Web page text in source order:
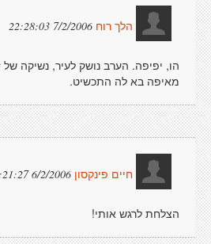
הלך רוח 7/2/2006 22:28:03
הו, יפיפה. הערב נושק לעיר, נשיקה של
מאיפה בא לה התכשיט.
חיים פינקסון 6/2/2006 19:21:27
הצלחת לרגש אותי!